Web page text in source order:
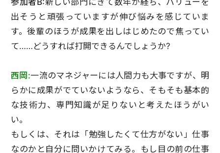
出そうと頑張っていますが伸び悩みを感じていま
す。後輩のほうが成果を出しはじめたので焦ってい
て……どうすれば打開できるんでしょうか?
西岡:一流のマネジャーには人間力も大事ですが、明
らかに成果がでていないようなら、そもそも基本的
な技術力、専門知識が足りないと考えたほうがい
い。
もしくは、それは「勉強したくて仕方がない」仕事
なのかと自分に問いかけてみる。もし目の前の仕事